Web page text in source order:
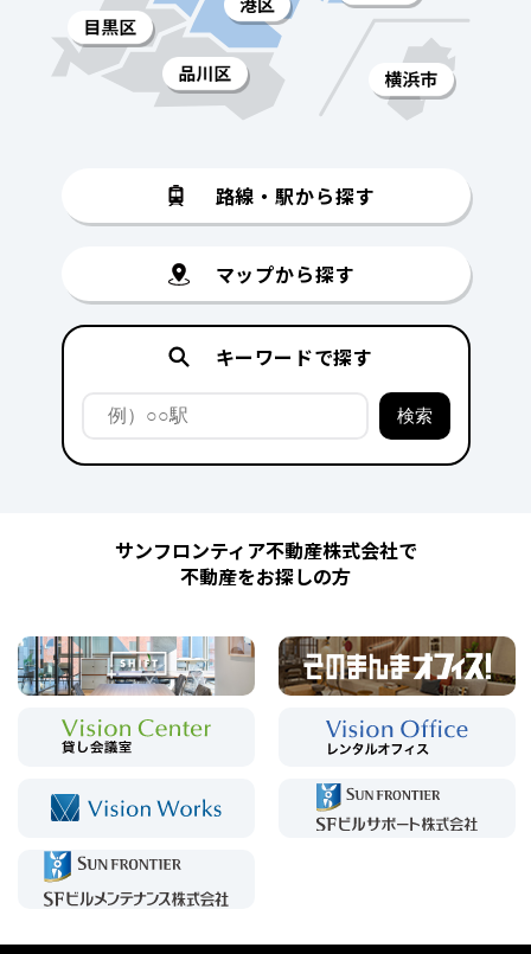
路線・駅から探す
マップから探す
キーワードで探す
サンフロンティア不動産株式会社で
不動産をお探しの方